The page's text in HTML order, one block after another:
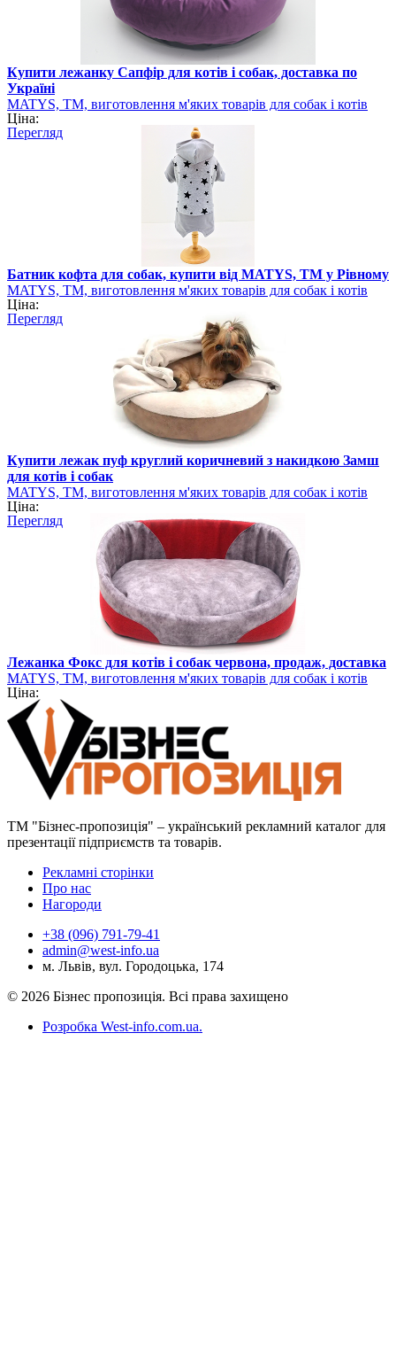
Купити лежанку Сапфір для котів і собак, доставка по
Україні
MATYS, ТМ, виготовлення м'яких товарів для собак і котів
Ціна:
Перегляд
Батник кофта для собак, купити від MATYS, ТМ у Рівному
MATYS, ТМ, виготовлення м'яких товарів для собак і котів
Ціна:
Перегляд
Купити лежак пуф круглий коричневий з накидкою Замш
для котів і собак
MATYS, ТМ, виготовлення м'яких товарів для собак і котів
Ціна:
Перегляд
Лежанка Фокс для котів і собак червона, продаж, доставка
MATYS, ТМ, виготовлення м'яких товарів для собак і котів
Ціна:
ТМ "Бізнес-пропозиція" – український рекламний каталог для
презентації підприємств та товарів.
Рекламні сторінки
Про нас
Нагороди
+38 (096) 791-79-41
admin@west-info.ua
м. Львів, вул. Городоцька, 174
© 2026 Бізнес пропозиція. Всі права захищено
Розробка West-info.com.ua.